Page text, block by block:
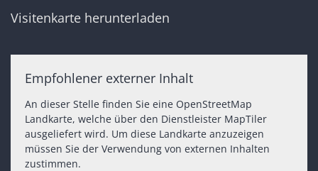
Visitenkarte herunterladen
Empfohlener externer Inhalt
An dieser Stelle finden Sie eine OpenStreetMap
Landkarte, welche über den Dienstleister MapTiler
ausgeliefert wird. Um diese Landkarte anzuzeigen
müssen Sie der Verwendung von externen Inhalten
zustimmen.